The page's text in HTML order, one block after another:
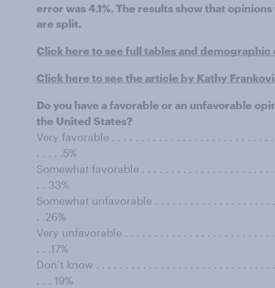
error was 4.1%. The results show that
are split.
Click here to see full tables and demographic
Click here to see the article by Kathy
Do you have a favorable or an unfavorable
the United States?
Very favorable . . . . . . . . . . . . . . . . . . . . . . . . . . .
. . . . .5%
Somewhat favorable . . . . . . . . . . . . . . . . . . . . . .
. . 33%
Somewhat unfavorable . . . . . . . . . . . . . . . . . . . .
. .26%
Very unfavorable . . . . . . . . . . . . . . . . . . . . . . . . .
. . .17%
Don’t know . . . . . . . . . . . . . . . . . . . . . . . . . . . . .
. . . 19%